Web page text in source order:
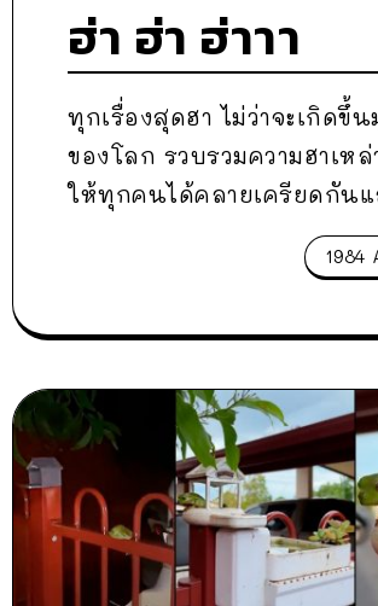
ฮ่า ฮ่า ฮ่าาา
ทุกเรื่องสุดฮา ไม่ว่าจะเกิดขึ้
ของโลก รวบรวมความฮาเห
ให้ทุกคนได้คลายเครียดกัน
1984